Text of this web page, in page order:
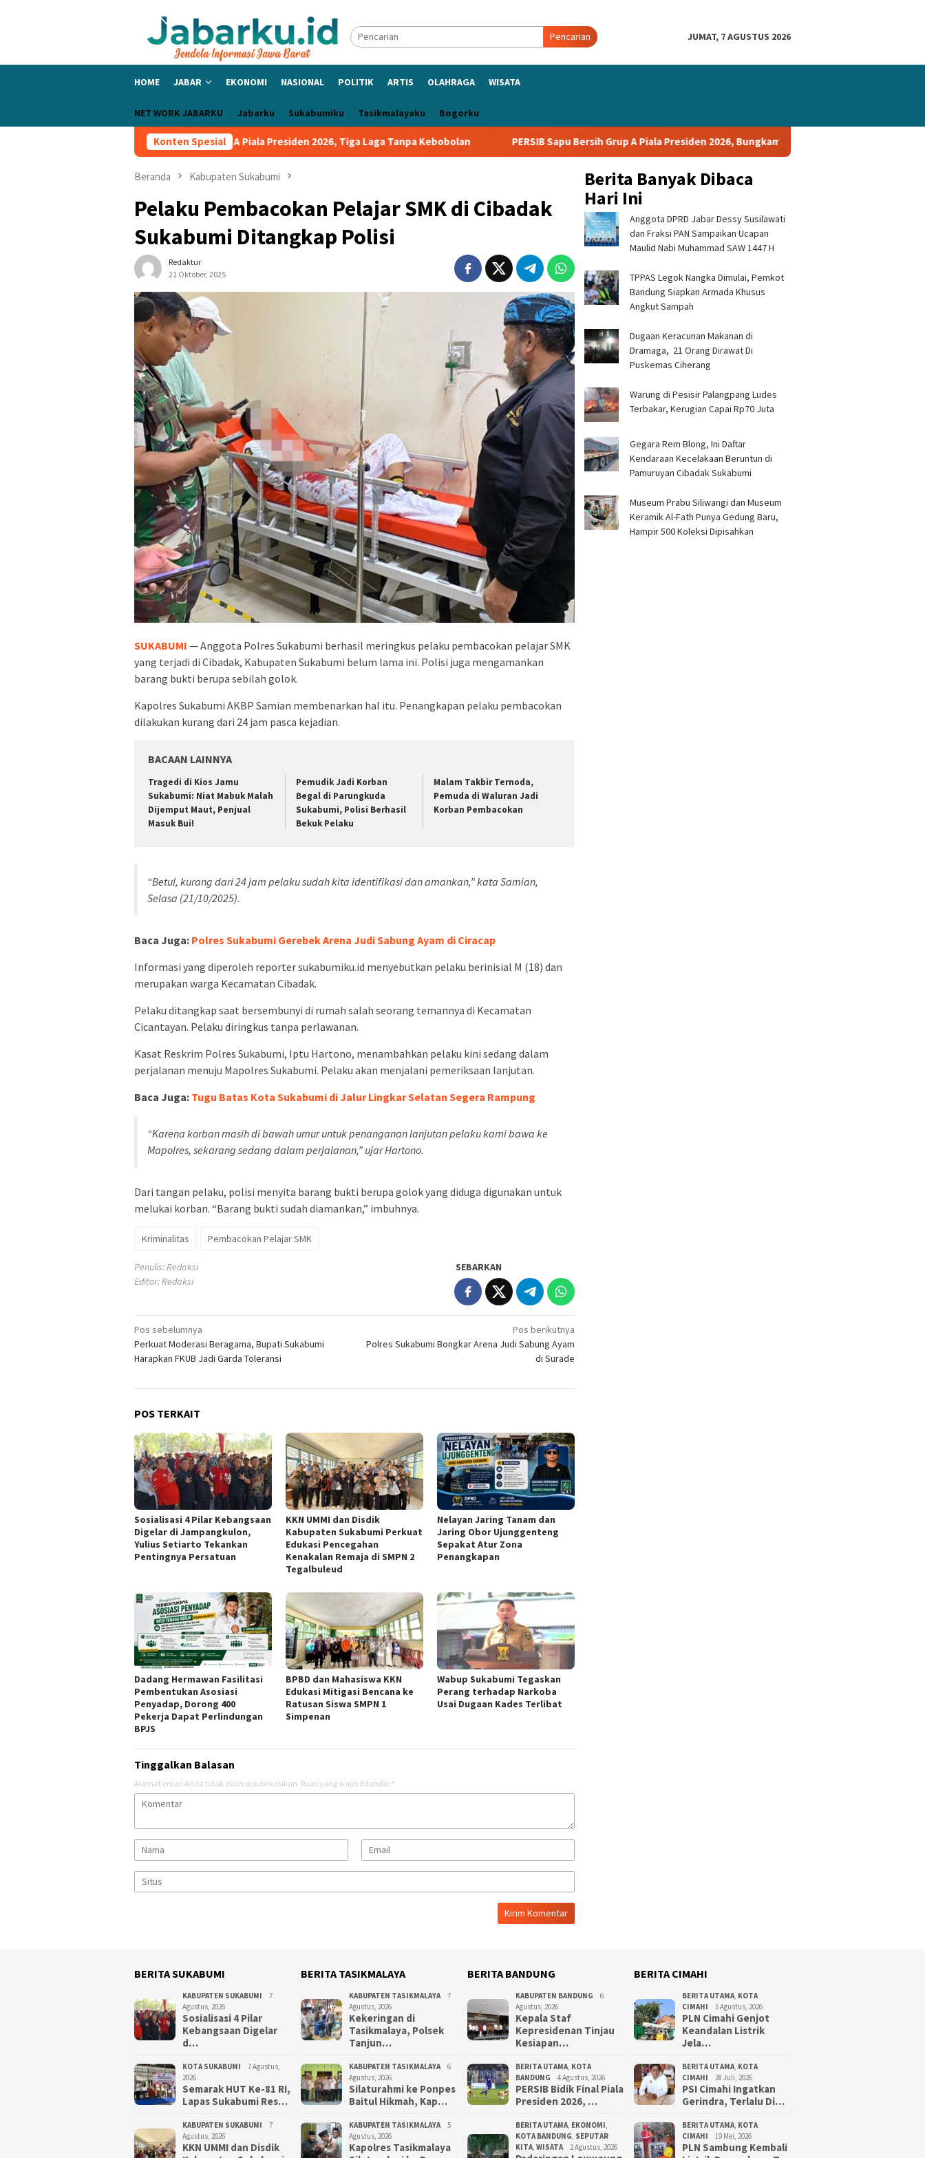
Pencarian JUMAT, 7 AGUSTUS 2026
HOME JABAR EKONOMI NASIONAL POLITIK ARTIS OLAHRAGA WISATA
NET WORK JABARKU Jabarku Sukabumiku Tasikmalayaku Bogorku
Konten Spesial
PERSIB Sapu Bersih Grup A Piala Presiden 2026, Tiga Laga Tanpa Kebobolan PERSIB Sapu Bersih Grup A Piala Presiden 2026, Bungkam Tampines Rovers 1-0 dan Lolos ke Semifinal
Beranda Kabupaten Sukabumi
Pelaku Pembacokan Pelajar SMK di Cibadak
Sukabumi Ditangkap Polisi
Redaktur
21 Oktober, 2025
SUKABUMI — Anggota Polres Sukabumi berhasil meringkus pelaku pembacokan pelajar SMK
yang terjadi di Cibadak, Kabupaten Sukabumi belum lama ini. Polisi juga mengamankan
barang bukti berupa sebilah golok.
Kapolres Sukabumi AKBP Samian membenarkan hal itu. Penangkapan pelaku pembacokan
dilakukan kurang dari 24 jam pasca kejadian.
BACAAN LAINNYA
Tragedi di Kios Jamu
Sukabumi: Niat Mabuk Malah
Dijemput Maut, Penjual
Masuk Bui!
Pemudik Jadi Korban
Begal di Parungkuda
Sukabumi, Polisi Berhasil
Bekuk Pelaku
Malam Takbir Ternoda,
Pemuda di Waluran Jadi
Korban Pembacokan
“Betul, kurang dari 24 jam pelaku sudah kita identifikasi dan amankan,” kata Samian,
Selasa (21/10/2025).
Baca Juga: Polres Sukabumi Gerebek Arena Judi Sabung Ayam di Ciracap
Informasi yang diperoleh reporter sukabumiku.id menyebutkan pelaku berinisial M (18) dan
merupakan warga Kecamatan Cibadak.
Pelaku ditangkap saat bersembunyi di rumah salah seorang temannya di Kecamatan
Cicantayan. Pelaku diringkus tanpa perlawanan.
Kasat Reskrim Polres Sukabumi, Iptu Hartono, menambahkan pelaku kini sedang dalam
perjalanan menuju Mapolres Sukabumi. Pelaku akan menjalani pemeriksaan lanjutan.
Baca Juga: Tugu Batas Kota Sukabumi di Jalur Lingkar Selatan Segera Rampung
“Karena korban masih di bawah umur untuk penanganan lanjutan pelaku kami bawa ke
Mapolres, sekarang sedang dalam perjalanan,” ujar Hartono.
Dari tangan pelaku, polisi menyita barang bukti berupa golok yang diduga digunakan untuk
melukai korban. “Barang bukti sudah diamankan,” imbuhnya.
Kriminalitas Pembacokan Pelajar SMK
Penulis: Redaksi
Editor: Redaksi
SEBARKAN
Navigasi
pos
Pos sebelumnya
Perkuat Moderasi Beragama, Bupati Sukabumi
Harapkan FKUB Jadi Garda Toleransi
Pos berikutnya
Polres Sukabumi Bongkar Arena Judi Sabung Ayam
di Surade
POS TERKAIT
Sosialisasi 4 Pilar Kebangsaan
Digelar di Jampangkulon,
Yulius Setiarto Tekankan
Pentingnya Persatuan
KKN UMMI dan Disdik
Kabupaten Sukabumi Perkuat
Edukasi Pencegahan
Kenakalan Remaja di SMPN 2
Tegalbuleud
Nelayan Jaring Tanam dan
Jaring Obor Ujunggenteng
Sepakat Atur Zona
Penangkapan
Dadang Hermawan Fasilitasi
Pembentukan Asosiasi
Penyadap, Dorong 400
Pekerja Dapat Perlindungan
BPJS
BPBD dan Mahasiswa KKN
Edukasi Mitigasi Bencana ke
Ratusan Siswa SMPN 1
Simpenan
Wabup Sukabumi Tegaskan
Perang terhadap Narkoba
Usai Dugaan Kades Terlibat
Tinggalkan Balasan
Alamat email Anda tidak akan dipublikasikan. Ruas yang wajib ditandai *
Berita Banyak Dibaca
Hari Ini
Anggota DPRD Jabar Dessy Susilawati
dan Fraksi PAN Sampaikan Ucapan
Maulid Nabi Muhammad SAW 1447 H
TPPAS Legok Nangka Dimulai, Pemkot
Bandung Siapkan Armada Khusus
Angkut Sampah
‎Dugaan Keracunan Makanan di
Dramaga, 21 Orang Dirawat Di
Puskemas Ciherang ‎
Warung di Pesisir Palangpang Ludes
Terbakar, Kerugian Capai Rp70 Juta
Gegara Rem Blong, Ini Daftar
Kendaraan Kecelakaan Beruntun di
Pamuruyan Cibadak Sukabumi
Museum Prabu Siliwangi dan Museum
Keramik Al-Fath Punya Gedung Baru,
Hampir 500 Koleksi Dipisahkan
BERITA SUKABUMI
KABUPATEN SUKABUMI
7
Agustus, 2026
Sosialisasi 4 Pilar
Kebangsaan Digelar
d…
KOTA SUKABUMI
7 Agustus,
2026
Semarak HUT Ke-81 RI,
Lapas Sukabumi Res…
KABUPATEN SUKABUMI
7
Agustus, 2026
KKN UMMI dan Disdik
BERITA TASIKMALAYA
KABUPATEN TASIKMALAYA
7
Agustus, 2026
Kekeringan di
Tasikmalaya, Polsek
Tanjun…
KABUPATEN TASIKMALAYA
6
Agustus, 2026
Silaturahmi ke Ponpes
Baitul Hikmah, Kap…
KABUPATEN TASIKMALAYA
5
Agustus, 2026
Kapolres Tasikmalaya
BERITA BANDUNG
KABUPATEN BANDUNG
6
Agustus, 2026
Kepala Staf
Kepresidenan Tinjau
Kesiapan…
BERITA UTAMA, KOTA
BANDUNG
4 Agustus, 2026
PERSIB Bidik Final Piala
Presiden 2026, …
BERITA UTAMA, EKONOMI,
KOTA BANDUNG, SEPUTAR
KITA, WISATA 2 Agustus, 2026
BERITA CIMAHI
BERITA UTAMA, KOTA
CIMAHI
5 Agustus, 2026
PLN Cimahi Genjot
Keandalan Listrik
Jela…
BERITA UTAMA, KOTA
CIMAHI
28 Juli, 2026
PSI Cimahi Ingatkan
Gerindra, Terlalu Di…
BERITA UTAMA, KOTA
CIMAHI
19 Mei, 2026
PLN Sambung Kembali